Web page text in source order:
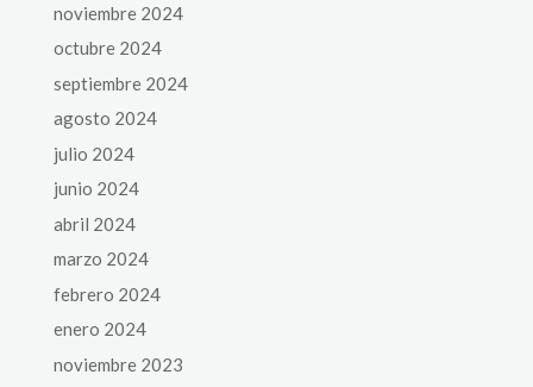
noviembre 2024
octubre 2024
septiembre 2024
agosto 2024
julio 2024
junio 2024
abril 2024
marzo 2024
febrero 2024
enero 2024
noviembre 2023